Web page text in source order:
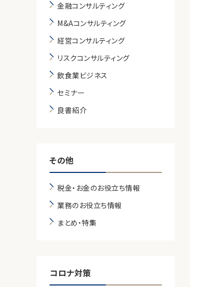
金融コンサルティング
M&Aコンサルティング
経営コンサルティング
リスクコンサルティング
飲食業ビジネス
セミナー
良書紹介
その他
税金・お金のお役立ち情報
業務のお役立ち情報
まとめ・特集
コロナ対策